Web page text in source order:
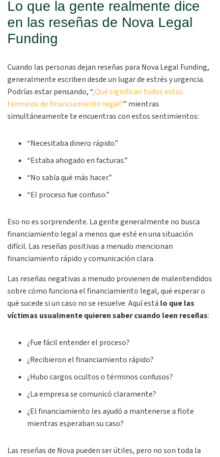
Lo que la gente realmente dice
en las reseñas de Nova Legal
Funding
Cuando las personas dejan reseñas para Nova Legal Funding,
generalmente escriben desde un lugar de estrés y urgencia.
Podrías estar pensando, “¿Qué significan todos estos
términos de financiamiento legal?” mientras
simultáneamente te encuentras con estos sentimientos:
“Necesitaba dinero rápido.”
“Estaba ahogado en facturas.”
“No sabía qué más hacer.”
“El proceso fue confuso.”
Eso no es sorprendente. La gente generalmente no busca
financiamiento legal a menos que esté en una situación
difícil. Las reseñas positivas a menudo mencionan
financiamiento rápido y comunicación clara.
Las reseñas negativas a menudo provienen de malentendidos
sobre cómo funciona el financiamiento legal, qué esperar o
qué sucede si un caso no se resuelve. Aquí está lo que las
víctimas usualmente quieren saber cuando leen reseñas:
¿Fue fácil entender el proceso?
¿Recibieron el financiamiento rápido?
¿Hubo cargos ocultos o términos confusos?
¿La empresa se comunicó claramente?
¿El financiamiento les ayudó a mantenerse a flote
mientras esperaban su caso?
Las reseñas de Nova pueden ser útiles, pero no son toda la